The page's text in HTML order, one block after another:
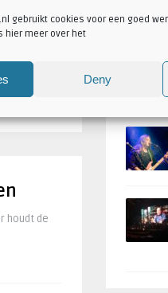
gebruikt cookies voor een goed
hier meer over het
Deny
Dat
houdt de